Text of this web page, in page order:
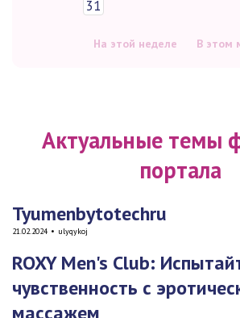
31
На этой неделе В этом
Актуальные темы
портала
Tyumenbytotechru
21.02.2024 • ulyqykoj
ROXY Men's Club:
чувственность с